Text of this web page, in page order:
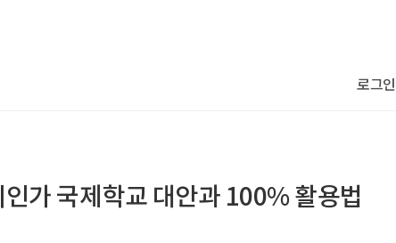
로그인
가 국제학교 대안과 100% 활용법